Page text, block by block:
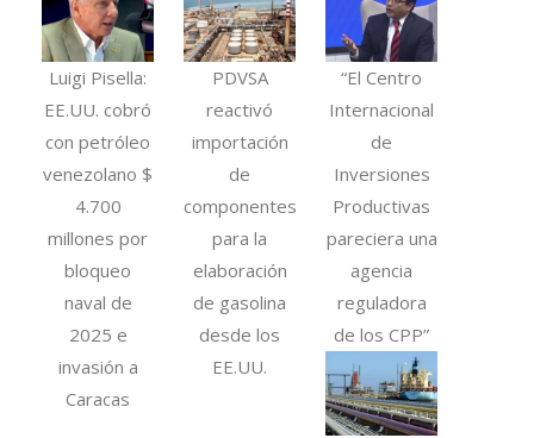
Luigi Pisella:
EE.UU. cobró
con petróleo
venezolano $
4.700
millones por
bloqueo
naval de
2025 e
invasión a
Caracas
PDVSA
reactivó
importación
de
componentes
para la
elaboración
de gasolina
desde los
EE.UU.
“El Centro
Internacional
de
Inversiones
Productivas
pareciera una
agencia
reguladora
de los CPP”